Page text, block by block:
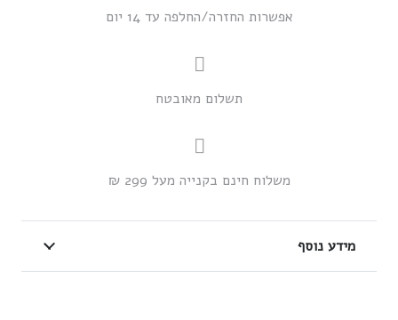
אפשרות החזרה/החלפה עד 14 יום
תשלום מאובטח
משלוח חינם בקנייה מעל 299 ₪
מידע נוסף